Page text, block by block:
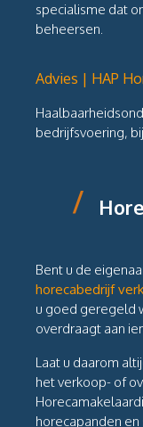
specialisme dat
beheersen.
Advies | HAP
bedrijfsvoering,
/
Bent u de
horecabedrijf
u goed geregeld
overdraagt aan
Laat u daarom
het verkoop- of
horecapanden en